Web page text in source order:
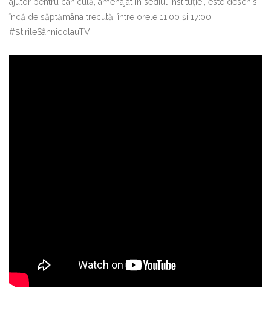
încă de săptămâna trecută, între orele 11:00 și 17:00.
#ȘtirileSânnicolauTV